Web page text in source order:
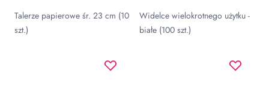
Talerze papierowe śr. 23 cm (10
szt.)
Widelce wielokrotnego użytku -
białe (100 szt.)